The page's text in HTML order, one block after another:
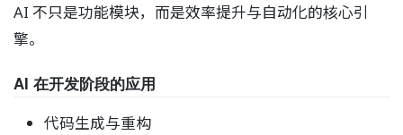
AI 不只是功能模块，而是效率提升与自动化的核心引
擎。
AI 在开发阶段的应用
代码生成与重构